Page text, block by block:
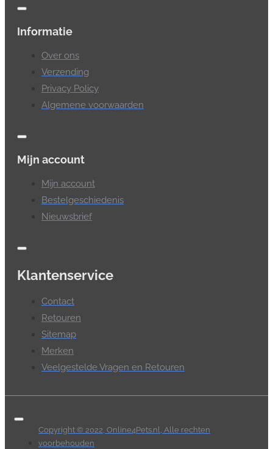
Informatie
Over ons
Verzending
Privacy Policy
Algemene voorwaarden
Mijn account
Mijn account
Bestelgeschiedenis
Nieuwsbrief
Klantenservice
Contact
Retouren
Sitemap
Merken
Veelgestelde Vragen en Retouren
Copyright © 2022, Online4Pets.nl, Alle rechten
voorbehouden